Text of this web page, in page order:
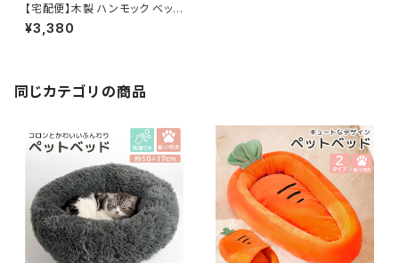
【宅配便】木製 ハンモック ベッド
5点セット 猫 ナチュラル 爪研ぎ
ペット用品／pets213a1
¥3,380
同じカテゴリの商品